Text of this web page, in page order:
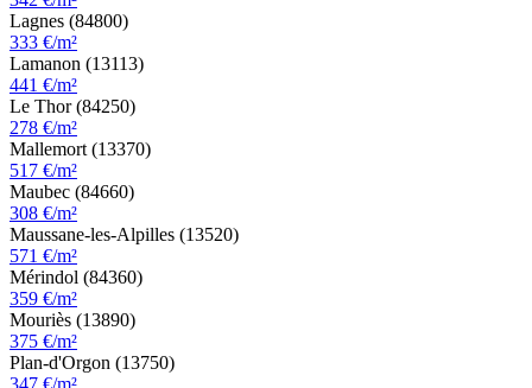
Lagnes (84800)
333 €/m²
Lamanon (13113)
441 €/m²
Le Thor (84250)
278 €/m²
Mallemort (13370)
517 €/m²
Maubec (84660)
308 €/m²
Maussane-les-Alpilles (13520)
571 €/m²
Mérindol (84360)
359 €/m²
Mouriès (13890)
375 €/m²
Plan-d'Orgon (13750)